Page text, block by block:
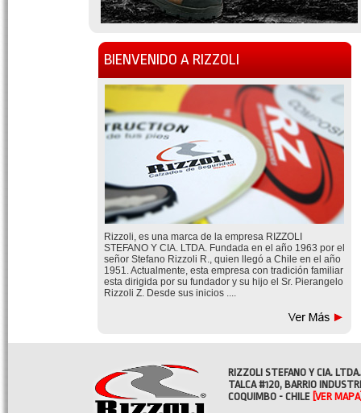
BIENVENIDO A RIZZOLI
Rizzoli, es una marca de la empresa RIZZOLI
STEFANO Y CIA. LTDA. Fundada en el año 1963 por el
señor Stefano Rizzoli R., quien llegó a Chile en el año
1951. Actualmente, esta empresa con tradición familiar
esta dirigida por su fundador y su hijo el Sr. Pierangelo
Rizzoli Z. Desde sus inicios ....
RIZZOLI STEFANO Y CIA. LTDA.
TALCA #120, BARRIO
COQUIMBO - CHILE [VER